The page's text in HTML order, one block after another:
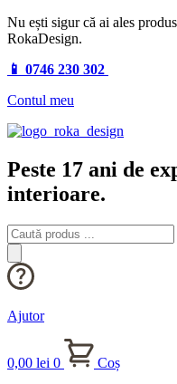
Nu ești sigur că ai ales
RokaDesign.
📱 0746 230 302
Contul meu
Peste 17 ani de
interioare.
Products
search
Ajutor
0,00 lei 0
Coș